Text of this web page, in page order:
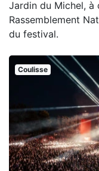
Jardin du Michel, à
Rassemblement
du festival.
Coulisse